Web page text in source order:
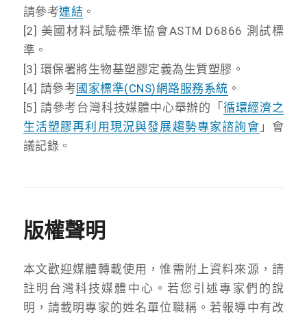
請參考連結 。
[2] 美國材料試驗標準協會ASTM D6866 測試標
準。
[3] 環保署將生物基塑膠定義為生質塑膠。
[4] 請參考國家標準(CNS)網路服務系統 。
[5] 請參考台灣科技媒體中心舉辦的「循環經濟之
生活塑膠再利用現況與發展趨勢專家諮詢會 」會
議記錄。
版權聲明
本文歡迎媒體轉載使用，惟需附上資料來源，請
註明台灣科技媒體中心。若您引述專家們的說
明，請載明專家的姓名單位職稱。若報導中有改